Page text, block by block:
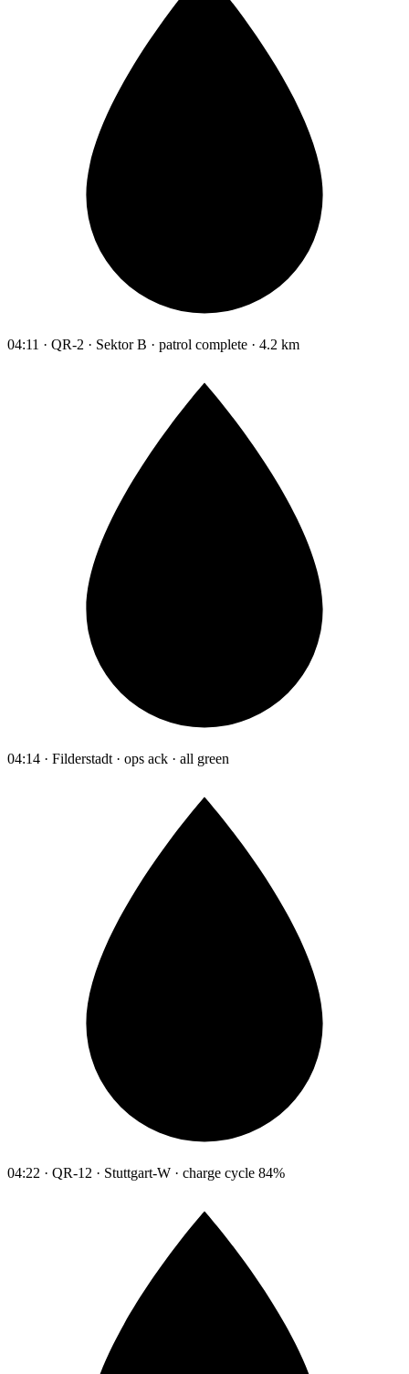
04:11 · QR-2 · Sektor B · patrol complete · 4.2 km
04:14 · Filderstadt · ops ack · all green
04:22 · QR-12 · Stuttgart-W · charge cycle 84%